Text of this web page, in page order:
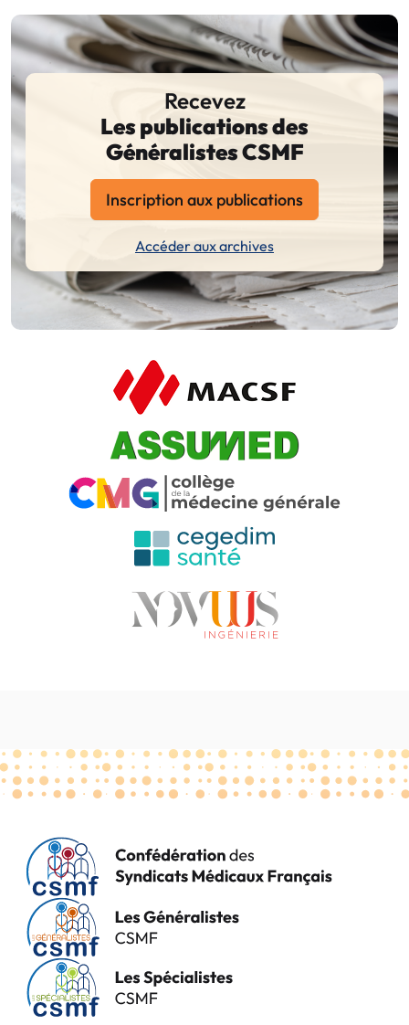
Recevez
Les publications des
Généralistes CSMF
Inscription aux publications
Accéder aux archives